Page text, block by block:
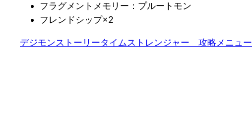
フラグメントメモリー：プルートモン
フレンドシップ×2
デジモンストーリータイムストレンジャー　攻略メニュー